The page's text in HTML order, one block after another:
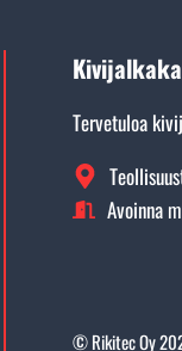
Tervetuloa
Avoinna
©Rikitec Oy